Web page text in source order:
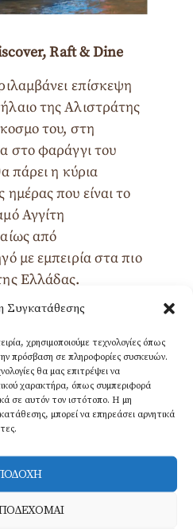
Συγκατάθεσης
χρησιμοποιούμε τεχνολογίες όπως
πρόσβαση σε πληροφορίες συσκευών.
θα μας επιτρέψει να
χαρακτήρα, όπως συμπεριφορά
σε αυτόν τον ιστότοπο. Η μη
μπορεί να επηρεάσει αρνητικά
Raft & Dine
επίσκεψη
της Αλιστράτης
του, στη
στο φαράγγι του
πάρει η κύρια
που είναι το
Αγγίτη
από
με εμπειρία στα πιο
Ελλάδας.
θα
σας σε
της περιοχής και
με τις
στο ξενοδοχείο
4×4
γνώση της περιοχής